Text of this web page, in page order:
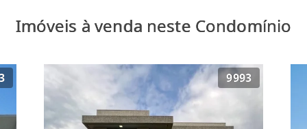
Imóveis à venda neste Condomínio
9993